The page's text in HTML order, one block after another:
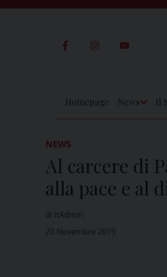
Homepage News Il
NEWS
Al carcere di
alla pace e al
di itAdmin
20 Novembre 2019